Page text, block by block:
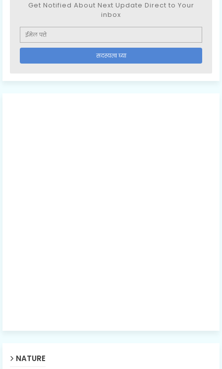
Get Notified About Next Update Direct to Your
inbox
NATURE